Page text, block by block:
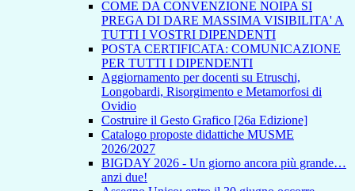
COME DA CONVENZIONE NOIPA SI
PREGA DI DARE MASSIMA VISIBILITA' A
TUTTI I VOSTRI DIPENDENTI
POSTA CERTIFICATA: COMUNICAZIONE
PER TUTTI I DIPENDENTI
Aggiornamento per docenti su Etruschi,
Longobardi, Risorgimento e Metamorfosi di
Ovidio
Costruire il Gesto Grafico [26a Edizione]
Catalogo proposte didattiche MUSME
2026/2027
BIGDAY 2026 - Un giorno ancora più grande…
anzi due!